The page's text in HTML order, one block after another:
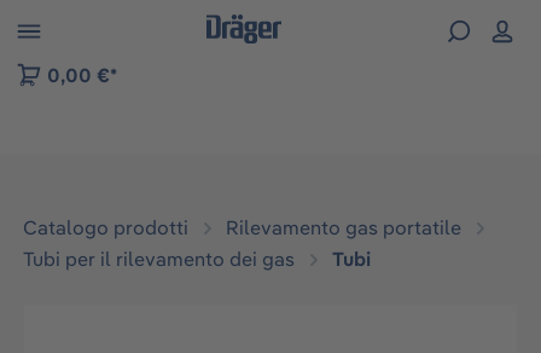
Skip to B2B platform navigation
0,00 €*
Catalogo prodotti
Rilevamento gas portatile
Tubi per il rilevamento dei gas
Tubi